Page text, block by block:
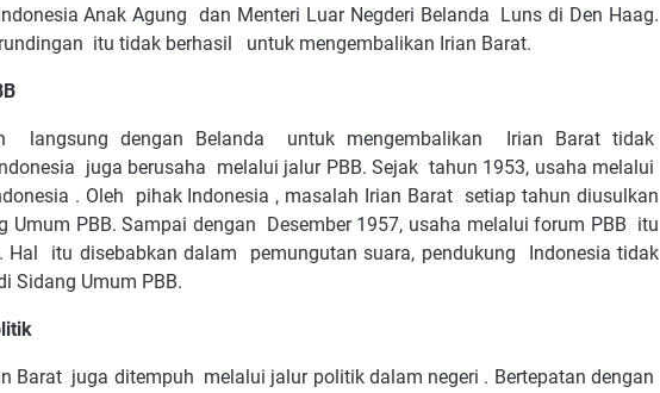
Anak Agung dan Menteri Luar Negderi Belanda Luns di Den Haag.
itu tidak berhasil untuk mengembalikan Irian Barat.
langsung dengan Belanda untuk mengembalikan Irian Barat tidak
juga berusaha melalui jalur PBB. Sejak tahun 1953, usaha melalui
. Oleh pihak Indonesia , masalah Irian Barat setiap tahun diusulkan
Umum PBB. Sampai dengan Desember 1957, usaha melalui forum PBB itu
itu disebabkan dalam pemungutan suara, pendukung Indonesia tidak
Sidang Umum PBB.
Barat juga ditempuh melalui jalur politik dalam negeri . Bertepatan dengan